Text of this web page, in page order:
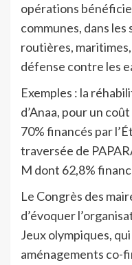
opérations
communes, dans
routières,
défense contre les
Exemples : la
d’Anaa, pour un
70% financés par
traversée de
M dont 62,8%
Le Congrès des
d’évoquer
Jeux olympiques,
aménagements co-